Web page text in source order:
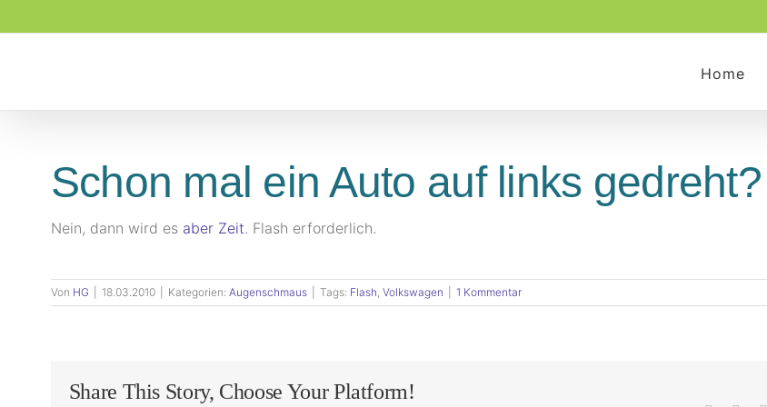
Inhalt
Home
Schon mal ein Auto auf links gedreht?
Nein, dann wird es aber Zeit. Flash erforderlich.
Von HG 18.03.2010 Kategorien: Augenschmaus Tags: Flash, Volkswagen 1 Kommentar
Share This Story, Choose Your Platform!